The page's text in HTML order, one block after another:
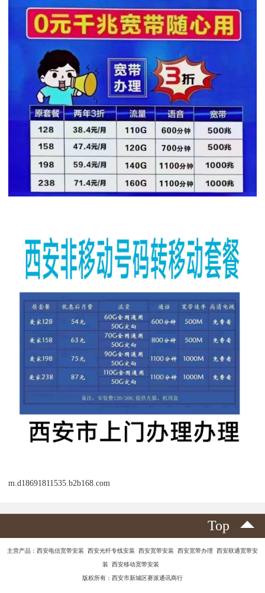
m.d18691811535.b2b168.com
Top
主营产品：西安电信宽带安装 西安光纤专线安装 西安宽带安装 西安宽带办理 西安联通宽带安
装 西安移动宽带安装
版权所有：西安市新城区赛派通讯商行